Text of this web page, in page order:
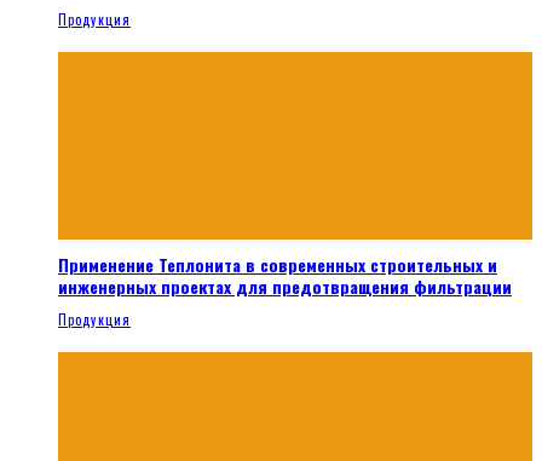
Продукция
Применение Теплонита в современных строительных и
инженерных проектах для предотвращения фильтрации
Продукция